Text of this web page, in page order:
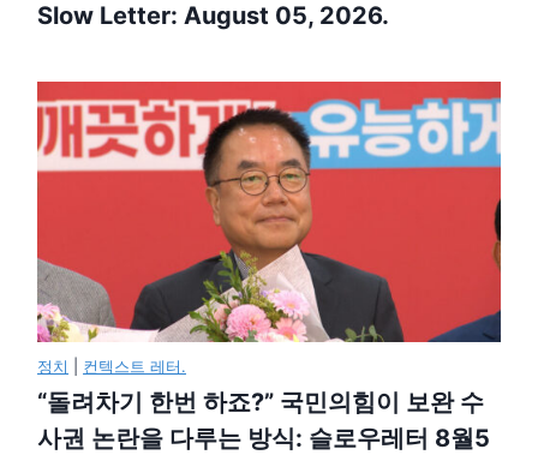
Slow Letter: August 05, 2026.
정치 컨텍스트 레터.
“돌려차기 한번 하죠?” 국민의힘이 보완 수
사권 논란을 다루는 방식: 슬로우레터 8월5